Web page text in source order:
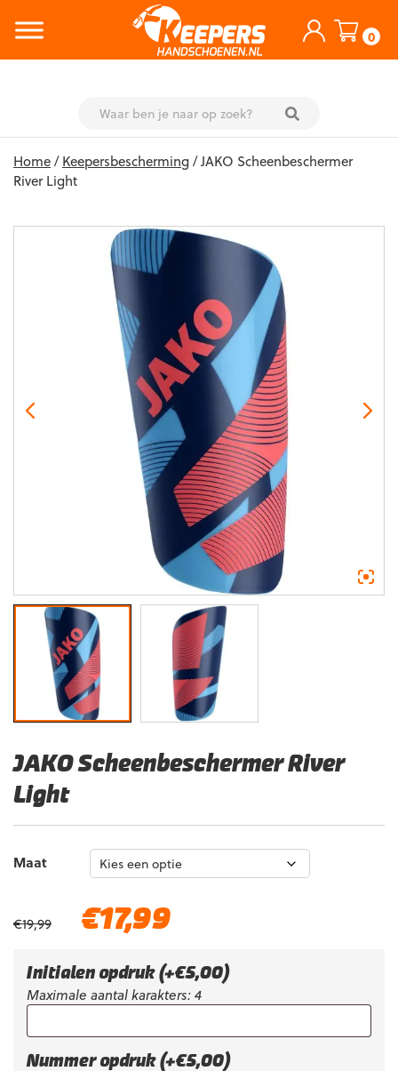
0
content
Home/Keepersbescherming/ JAKO Scheenbeschermer
River Light
JAKO Scheenbeschermer River
Light
Maat
€19,99
Oorspronkelijke
€19,99.
€17,99
€17,99.
Initialen opdruk (+€5,00)
Maximale aantal karakters: 4
Nummer opdruk (+€5,00)